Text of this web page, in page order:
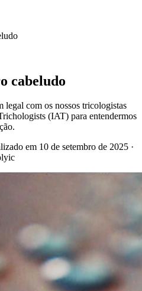
cabeludo
legal com os nossos tricologistas
(IAT) para entendermos
em 10 de setembro de 2025 ·